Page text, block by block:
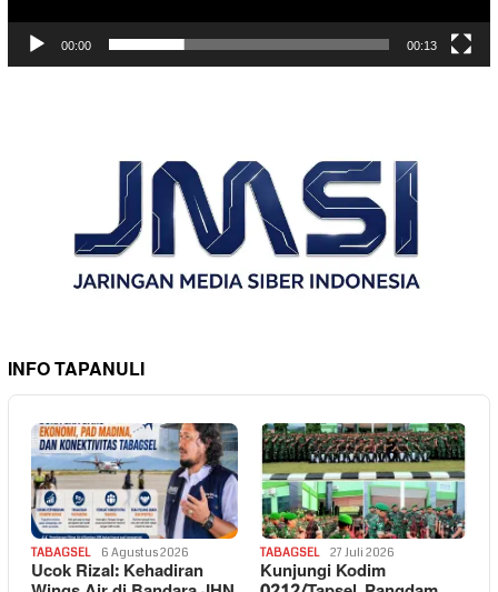
00:00 00:13
INFO TAPANULI
TABAGSEL 6 Agustus 2026
Ucok Rizal: Kehadiran
TABAGSEL 27 Juli 2026
Kunjungi Kodim